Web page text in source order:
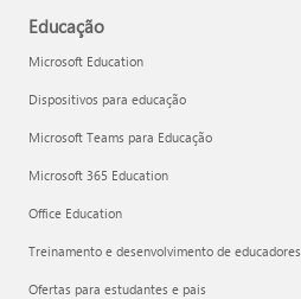
Educação
Microsoft Education
Dispositivos para educação
Microsoft Teams para Educação
Microsoft 365 Education
Office Education
Treinamento e desenvolvimento de educadores
Ofertas para estudantes e pais